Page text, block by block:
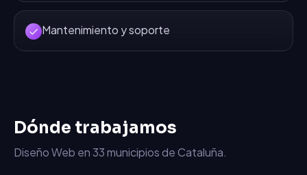
Mantenimiento y soporte
Dónde trabajamos
Diseño Web en33municipios de Cataluña.